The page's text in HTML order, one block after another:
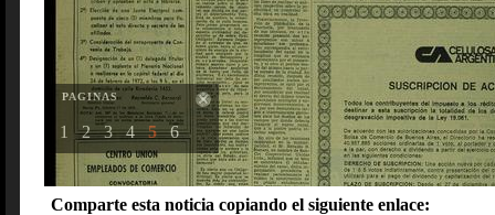
PAGINAS
1 2 3 4 5 6
Comparte esta noticia copiando el siguiente enlace: